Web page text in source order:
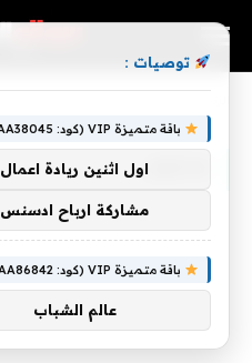
مختوم
توصيات :
باقة متميزة VIP (كود: AA38045):
اول اثنين ريادة اعمال
مشاركة ارباح ادسنس
باقة متميزة VIP (كود: AA86842):
عالم الشباب